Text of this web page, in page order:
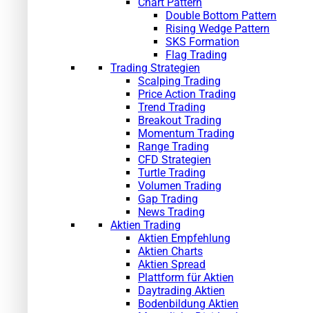
Double Bottom Pattern
Rising Wedge Pattern
SKS Formation
Flag Trading
Trading Strategien
Scalping Trading
Price Action Trading
Trend Trading
Breakout Trading
Momentum Trading
Range Trading
CFD Strategien
Turtle Trading
Volumen Trading
Gap Trading
News Trading
Aktien Trading
Aktien Empfehlung
Aktien Charts
Aktien Spread
Plattform für Aktien
Daytrading Aktien
Bodenbildung Aktien